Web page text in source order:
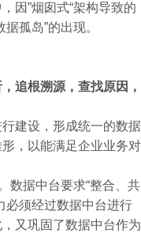
因”烟囱式“架构导致的
孤岛”的出现。
追根溯源，查找原因，
建设，形成统一的数据
，以能满足企业业务对
数据中台要求“整合、共
必须经过数据中台进行
又巩固了数据中台作为